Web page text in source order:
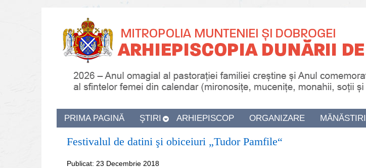
PRIMA PAGINĂ ŞTIRI ARHIEPISCOP ORGANIZARE MĂNĂSTIRI
Festivalul de datini şi obiceiuri „Tudor Pamfile“
Publicat: 23 Decembrie 2018